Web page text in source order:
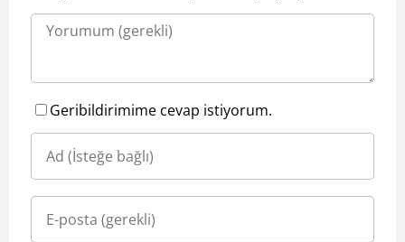
Geribildirimime cevap istiyorum.